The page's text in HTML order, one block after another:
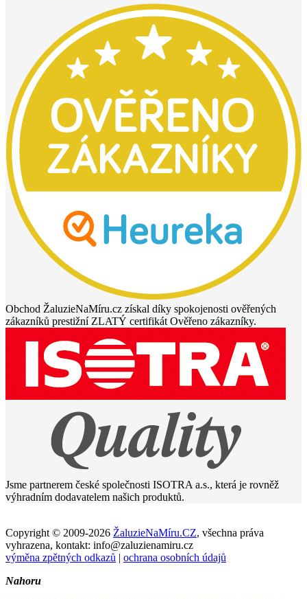
Obchod ŽaluzieNaMíru.cz získal díky spokojenosti ověřených
zákazníků prestižní ZLATÝ certifikát Ověřeno zákazníky.
Jsme partnerem české společnosti ISOTRA a.s., která je rovněž
výhradním dodavatelem našich produktů.
Copyright © 2009-2026 ŽaluzieNaMíru.CZ, všechna práva
vyhrazena, kontakt: info@zaluzienamiru.cz
výměna zpětných odkazů | ochrana osobních údajů
Nahoru